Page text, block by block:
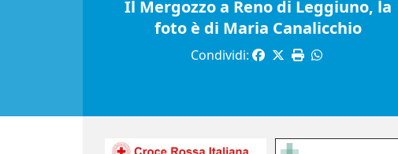
Il Mergozzo a Reno di Leggiuno, la
foto è di Maria Canalicchio
Condividi: